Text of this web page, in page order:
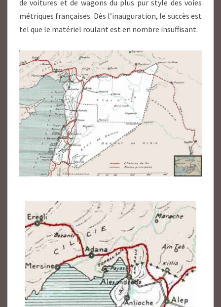
de voitures et de wagons du plus pur style des voies
métriques françaises. Dès l’inauguration, le succès est
tel que le matériel roulant est en nombre insuffisant.